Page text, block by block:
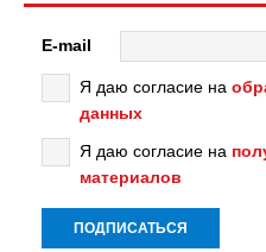
E-mail
Я даю согласие на
данных
Я даю согласие на
материалов